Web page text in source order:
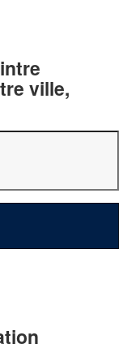
ville,
un
?
!